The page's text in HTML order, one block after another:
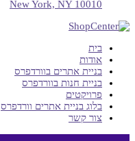
New York, NY 10010
בית
אודות
בניית אתרים בוורדפרס
בניית חנות בוורדפרס
פרויקטים
בלוג בניית אתרים וורדפרס
צור קשר